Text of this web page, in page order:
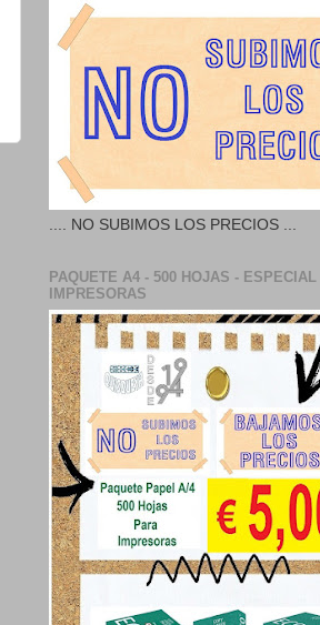
.... NO SUBIMOS LOS PRECIOS ...
PAQUETE A4 - 500 HOJAS - ESPECIAL
IMPRESORAS